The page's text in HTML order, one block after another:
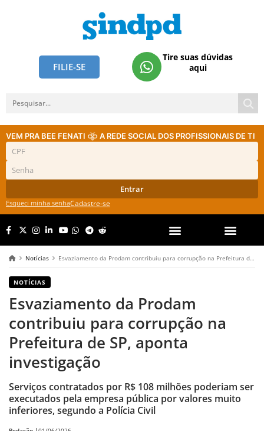
FILIE-SE
Tire suas dúvidas
aqui
VEM PRA BEE FENATI A REDE SOCIAL DOS PROFISSIONAIS DE TI
Entrar
Esqueci minha senhaCadastre-se
Notícias Esvaziamento da Prodam contribuiu para corrupção na Prefeitura de SP, aponta investigação
NOTÍCIAS
Esvaziamento da Prodam
contribuiu para corrupção na
Prefeitura de SP, aponta
investigação
Serviços contratados por R$ 108 milhões poderiam ser
executados pela empresa pública por valores muito
inferiores, segundo a Polícia Civil